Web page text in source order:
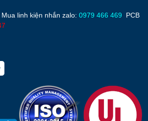
linh kiện nhắn zalo: 0979 466 469
PCB